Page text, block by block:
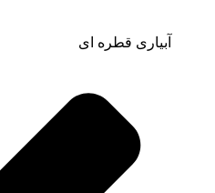
آبیاری قطره ای